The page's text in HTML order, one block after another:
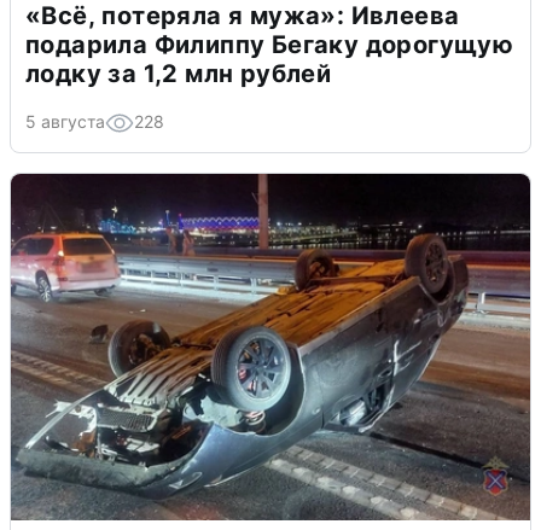
«Всё, потеряла я мужа»: Ивлеева
подарила Филиппу Бегаку дорогущую
лодку за 1,2 млн рублей
5 августа 228